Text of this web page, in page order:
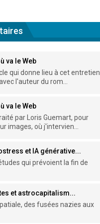
va le Web
qui donne lieu à cet entretien
l'auteur du rom...
va le Web
par Loris Guemart, pour
images, où j'intervien...
et IA générative...
qui prévoient la fin de
et astrocapitalism...
des fusées nazies aux